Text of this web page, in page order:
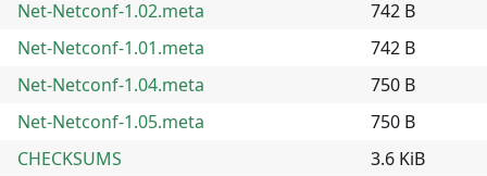
Net-Netconf-1.02.meta
742 B
Net-Netconf-1.01.meta
742 B
Net-Netconf-1.04.meta
750 B
Net-Netconf-1.05.meta
750 B
CHECKSUMS
3.6 KiB